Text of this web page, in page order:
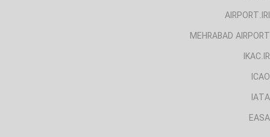
AIRPORT.IRI
MEHRABAD AIRPORT
IKAC.IR
ICAO
IATA
EASA